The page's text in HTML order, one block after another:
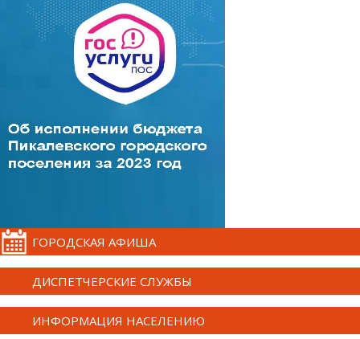
ГОРОДСКАЯ АФИША
ДИСПЕТЧЕРСКИЕ СЛУЖБЫ
ИНФОРМАЦИЯ НАСЕЛЕНИЮ